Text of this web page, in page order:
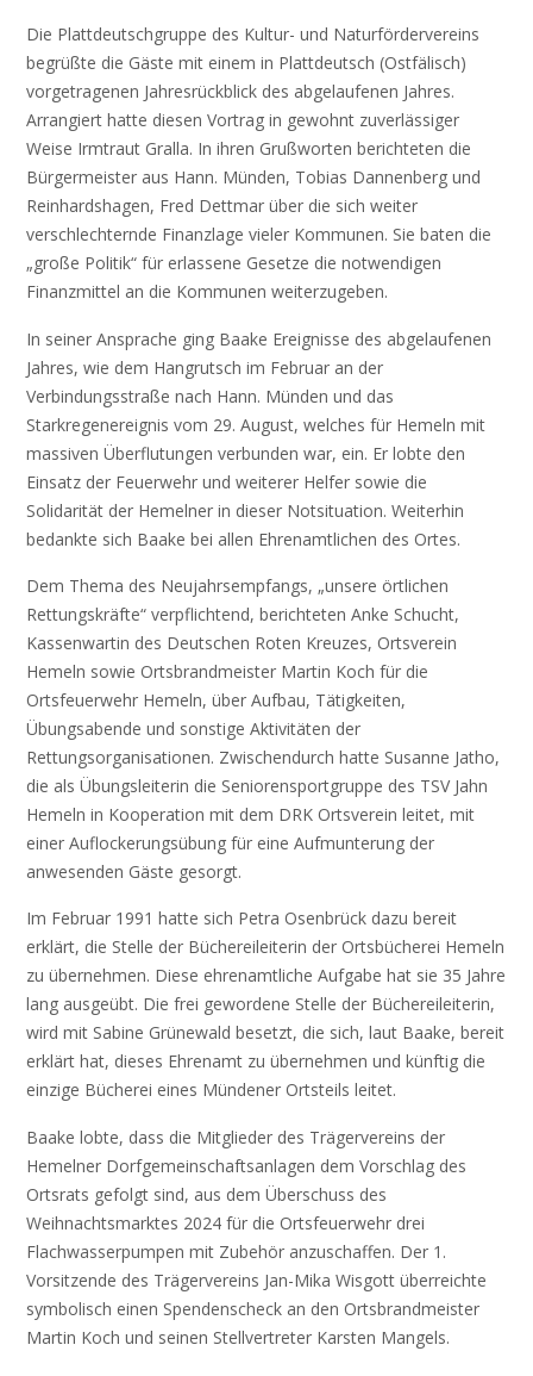
Die Plattdeutschgruppe des Kultur- und Naturfördervereins
begrüßte die Gäste mit einem in Plattdeutsch (Ostfälisch)
vorgetragenen Jahresrückblick des abgelaufenen Jahres.
Arrangiert hatte diesen Vortrag in gewohnt zuverlässiger
Weise Irmtraut Gralla. In ihren Grußworten berichteten die
Bürgermeister aus Hann. Münden, Tobias Dannenberg und
Reinhardshagen, Fred Dettmar über die sich weiter
verschlechternde Finanzlage vieler Kommunen. Sie baten die
„große Politik“ für erlassene Gesetze die notwendigen
Finanzmittel an die Kommunen weiterzugeben.
In seiner Ansprache ging Baake Ereignisse des abgelaufenen
Jahres, wie dem Hangrutsch im Februar an der
Verbindungsstraße nach Hann. Münden und das
Starkregenereignis vom 29. August, welches für Hemeln mit
massiven Überflutungen verbunden war, ein. Er lobte den
Einsatz der Feuerwehr und weiterer Helfer sowie die
Solidarität der Hemelner in dieser Notsituation. Weiterhin
bedankte sich Baake bei allen Ehrenamtlichen des Ortes.
Dem Thema des Neujahrsempfangs, „unsere örtlichen
Rettungskräfte“ verpflichtend, berichteten Anke Schucht,
Kassenwartin des Deutschen Roten Kreuzes, Ortsverein
Hemeln sowie Ortsbrandmeister Martin Koch für die
Ortsfeuerwehr Hemeln, über Aufbau, Tätigkeiten,
Übungsabende und sonstige Aktivitäten der
Rettungsorganisationen. Zwischendurch hatte Susanne Jatho,
die als Übungsleiterin die Seniorensportgruppe des TSV Jahn
Hemeln in Kooperation mit dem DRK Ortsverein leitet, mit
einer Auflockerungsübung für eine Aufmunterung der
anwesenden Gäste gesorgt.
Im Februar 1991 hatte sich Petra Osenbrück dazu bereit
erklärt, die Stelle der Büchereileiterin der Ortsbücherei Hemeln
zu übernehmen. Diese ehrenamtliche Aufgabe hat sie 35 Jahre
lang ausgeübt. Die frei gewordene Stelle der Büchereileiterin,
wird mit Sabine Grünewald besetzt, die sich, laut Baake, bereit
erklärt hat, dieses Ehrenamt zu übernehmen und künftig die
einzige Bücherei eines Mündener Ortsteils leitet.
Baake lobte, dass die Mitglieder des Trägervereins der
Hemelner Dorfgemeinschaftsanlagen dem Vorschlag des
Ortsrats gefolgt sind, aus dem Überschuss des
Weihnachtsmarktes 2024 für die Ortsfeuerwehr drei
Flachwasserpumpen mit Zubehör anzuschaffen. Der 1.
Vorsitzende des Trägervereins Jan-Mika Wisgott überreichte
symbolisch einen Spendenscheck an den Ortsbrandmeister
Martin Koch und seinen Stellvertreter Karsten Mangels.